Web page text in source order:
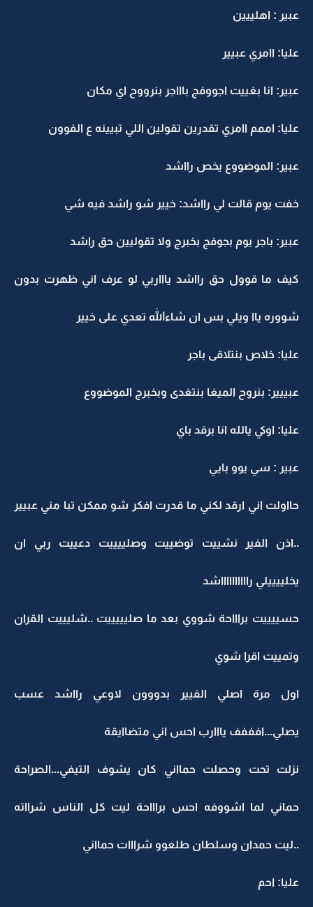
عبير : اهلييين
عليا: اامري عبيير
عبير: انا بغييت اجووفج باااجر بنرووح اي مكان
عليا: اممم اامري تقدرين تقولين اللي تبيينه ع الفوون
عبير: الموضووع يخص رااشد
خفت يوم قالت لي رااشد: خيير شو راشد فيه شي
عبير: باجر يوم بجوفج بخبرج ولا تقوليين حق راشد
كيف ما قوول حق رااشد ياااربي لو عرف اني ظهرت بدون
شووره ياا ويلي بس ان شاءالله تعدي على خيير
عليا: خلاص بنتلاقى باجر
عبييير: بنروح الميغا بنتغدى وبخبرج الموضووع
عليا: اوكي يالله انا برقد باي
عبير : سي يوو بايي
حااولت اني ارقد لكني ما قدرت افكر شو ممكن تبا مني عبيير
..اذن الفير نشييت توضييت وصلييييت دعييت ربي ان
يخلييييلي رااااااااااشد
حسييييت براااحة شووي بعد ما صليييييت ..شليييت القران
وتمييت اقرا شوي
اول مرة اصلي الفيير بدووون لاوعي رااشد عسب
يصلي...افففف يااارب احس اني متضاايقة
نزلت تحت وحصلت حمااني كان يشوف التيفي...الصراحة
حماني لما اشووفه احس براااحة ليت كل الناس شرااته
..ليت حمدان وسلطان طلعوو شرااات حمااني
عليا: احم